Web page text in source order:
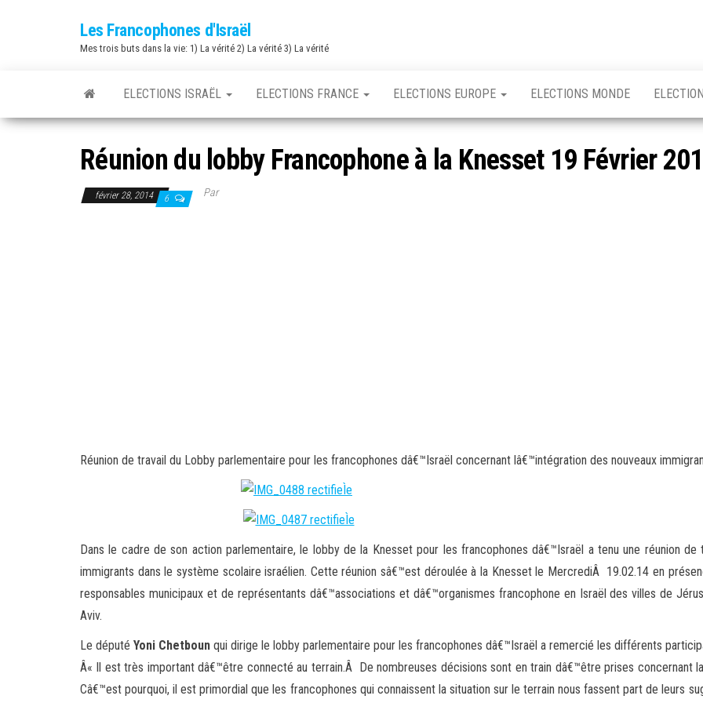
Les Francophones d'Israël
Mes trois buts dans la vie: 1) La vérité 2) La vérité 3) La vérité
ELECTIONS ISRAËL ELECTIONS FRANCE ELECTIONS EUROPE ELECTIONS MONDE
Réunion du lobby Francophone à la Knesset 19 Février
février 28, 2014 6 Par
Réunion de travail du Lobby parlementaire pour les francophones dâ€™Israël concernant lâ€™intégration des nouveaux
Dans le cadre de son action parlementaire, le lobby de la Knesset pour les francophones dâ€™Israël a tenu une réunion
immigrants dans le système scolaire israélien. Cette réunion sâ€™est déroulée à la Knesset le MercrediÂ 19.02.14 en
responsables municipaux et de représentants dâ€™associations et dâ€™organismes francophone en Israël des villes de
Aviv.
Le député Yoni Chetboun qui dirige le lobby parlementaire pour les francophones dâ€™Israël a remercié les différents
Â« Il est très important dâ€™être connecté au terrain.Â De nombreuses décisions sont en train dâ€™être prises concernant
Câ€™est pourquoi, il est primordial que les francophones qui connaissent la situation sur le terrain nous fassent part de leurs